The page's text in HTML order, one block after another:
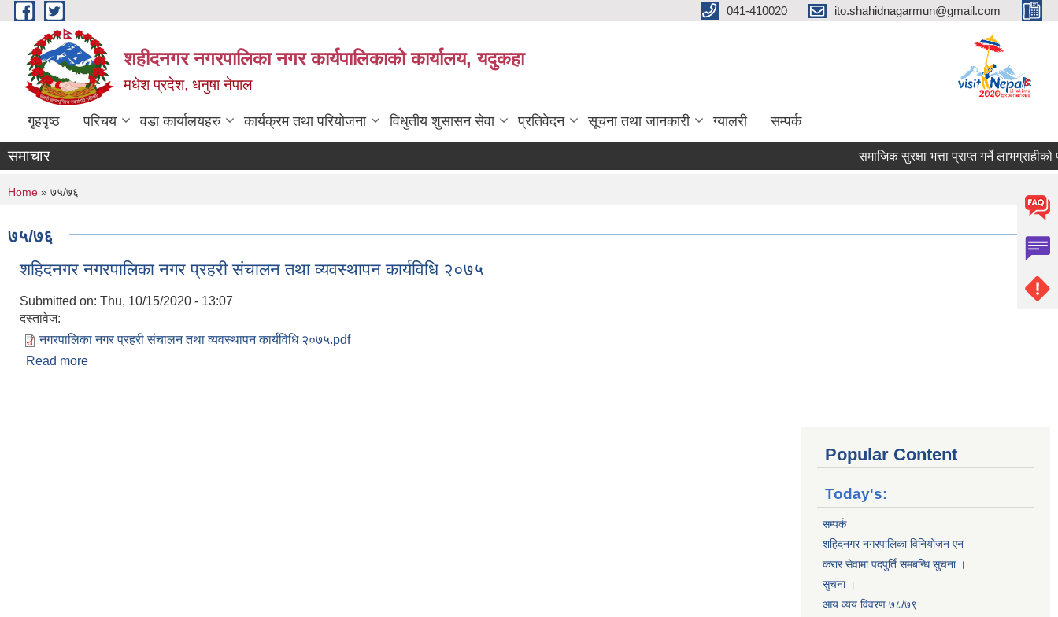
Skip to main content 041-410020 ito.shahidnagarmun@gmail.com
शहीदनगर नगरपालिका नगर कार्यपालिकाको कार्यालय, यदुकहा
मधेश प्रदेश, धनुषा नेपाल
गृहपृष्ठ परिचय वडा कार्यालयहरु कार्यक्रम तथा परियोजना विधुतीय शुसासन सेवा प्रतिवेदन सूचना तथा जानकारी ग्यालरी सम्पर्क
समाचार समाजिक सुरक्षा भत्ता प्राप्त गर्ने
You are here
Home » ७५/७६
७५/७६
शहिदनगर नगरपालिका नगर प्रहरी संचालन तथा व्यवस्थापन कार्यविधि २०७५
Submitted on: Thu, 10/15/2020 - 13:07
दस्तावेज:
नगरपालिका नगर प्रहरी संचालन तथा व्यवस्थापन कार्यविधि २०७५.pdf
Read more
Popular Content
Today's:
सम्पर्क
शहिदनगर नगरपालिका विनियोजन एन
करार सेवामा पदपुर्ति समबन्धि सुचना ।
सुचना ।
आय व्यय विवरण ७८/७९